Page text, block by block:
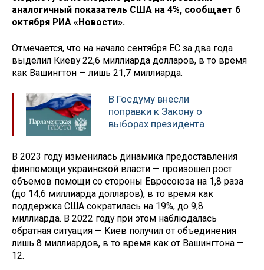
аналогичный показатель США на 4%, сообщает 6
октября РИА «Новости».
Отмечается, что на начало сентября ЕС за два года
выделил Киеву 22,6 миллиарда долларов, в то время
как Вашингтон — лишь 21,7 миллиарда.
В Госдуму внесли
поправки к Закону о
выборах президента
В 2023 году изменилась динамика предоставления
финпомощи украинской власти — произошел рост
объемов помощи со стороны Евросоюза на 1,8 раза
(до 14,6 миллиарда долларов), в то время как
поддержка США сократилась на 19%, до 9,8
миллиарда. В 2022 году при этом наблюдалась
обратная ситуация — Киев получил от объединения
лишь 8 миллиардов, в то время как от Вашингтона —
12.